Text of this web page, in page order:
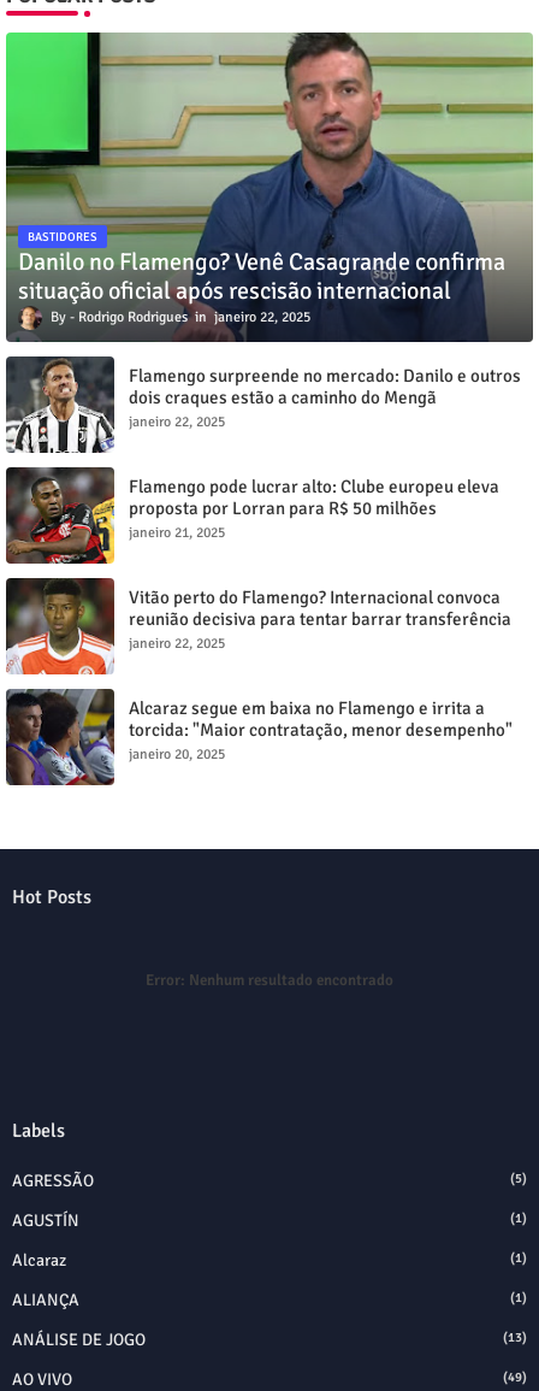
BASTIDORES
Danilo no Flamengo? Venê Casagrande confirma
situação oficial após rescisão internacional
Rodrigo Rodrigues janeiro 22, 2025
Flamengo surpreende no mercado: Danilo e outros
dois craques estão a caminho do Mengã
janeiro 22, 2025
Flamengo pode lucrar alto: Clube europeu eleva
proposta por Lorran para R$ 50 milhões
janeiro 21, 2025
Vitão perto do Flamengo? Internacional convoca
reunião decisiva para tentar barrar transferência
milionária
janeiro 22, 2025
Alcaraz segue em baixa no Flamengo e irrita a
torcida: "Maior contratação, menor desempenho"
janeiro 20, 2025
Hot Posts
Error: Nenhum resultado encontrado
Labels
AGRESSÃO (5)
AGUSTÍN (1)
Alcaraz (1)
ALIANÇA (1)
ANÁLISE DE JOGO (13)
AO VIVO (49)